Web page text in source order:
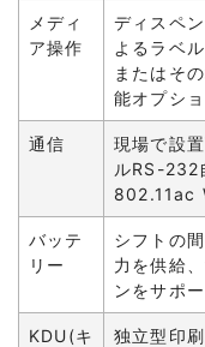
メディ
ア操作
ディスペ
よるラベ
またはそ
能オプショ
通信
現場で設
ルRS-232
802.11ac
バッテ
リー
シフトの
力を供給
ンをサポー
KDU(キ
独立型印